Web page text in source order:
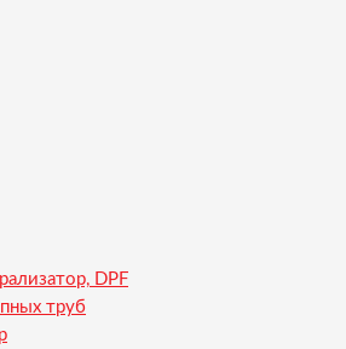
DPF
труб